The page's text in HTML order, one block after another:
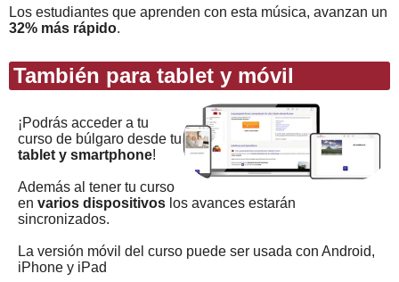
Los estudiantes que aprenden con esta música, avanzan un
32% más rápido.
También para tablet y móvil
¡Podrás acceder a tu
curso de búlgaro desde tu
tablet y smartphone!
Además al tener tu curso
en varios dispositivos los avances estarán
sincronizados.
La versión móvil del curso puede ser usada con Android,
iPhone y iPad